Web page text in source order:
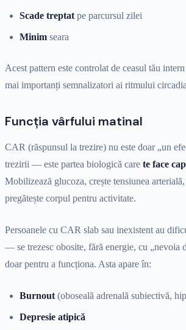
Scade treptat pe parcursul zilei
Minim seara
Acest pattern este controlat de ceasul tău
mai importanți semnalizatori ai ritmului
Funcția vârfului matinal
CAR (răspunsul la trezire) nu este doar „un
trezirii — este partea biologică care te face
Mobilizează glucoza, crește tensiunea
pregătește corpul pentru activitate.
Persoanele cu CAR slab sau inexistent au
— se trezesc obosite, fără energie, cu „nevoia
doar pentru a funcționa. Asta apare în:
Burnout (oboseală adrenală subiectivă,
Depresie atipică